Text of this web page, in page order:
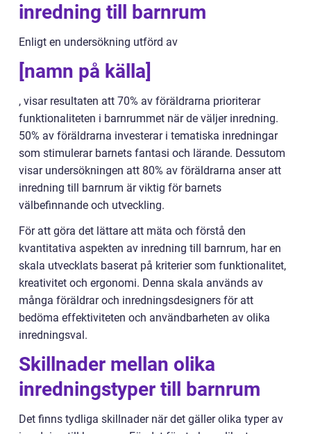
inredning till barnrum
Enligt en undersökning utförd av
[namn på källa]
, visar resultaten att 70% av föräldrarna prioriterar
funktionaliteten i barnrummet när de väljer inredning.
50% av föräldrarna investerar i tematiska inredningar
som stimulerar barnets fantasi och lärande. Dessutom
visar undersökningen att 80% av föräldrarna anser att
inredning till barnrum är viktig för barnets
välbefinnande och utveckling.
För att göra det lättare att mäta och förstå den
kvantitativa aspekten av inredning till barnrum, har en
skala utvecklats baserat på kriterier som funktionalitet,
kreativitet och ergonomi. Denna skala används av
många föräldrar och inredningsdesigners för att
bedöma effektiviteten och användbarheten av olika
inredningsval.
Skillnader mellan olika
inredningstyper till barnrum
Det finns tydliga skillnader när det gäller olika typer av